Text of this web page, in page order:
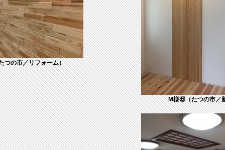
つの市／リフォーム）
M様邸（たつの市／